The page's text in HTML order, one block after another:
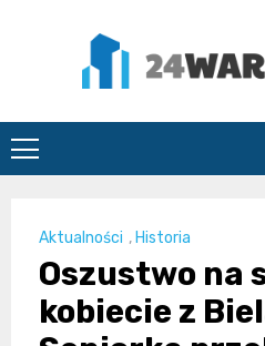
Aktualności , Historia
Oszustwo na
kobiecie z